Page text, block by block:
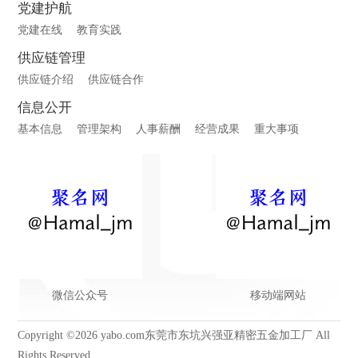
党建护航
党建在线 教育实践
供应链管理
供应链介绍 供应链合作
信息公开
基本信息 管理架构 人事薪酬 经营成果 重大事项
微信公众号 移动端网站
Copyright ©2026 yabo.com东莞市东坑兴强亚精密五金加工厂 All
Rights Reserved